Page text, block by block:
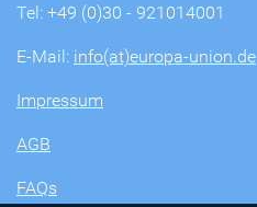
Tel: +49 (0)30 - 921014001
E-Mail: info(at)europa-union.de
Impressum
AGB
FAQs